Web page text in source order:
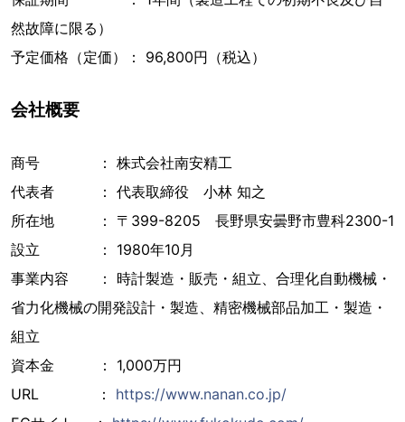
然故障に限る）
予定価格（定価）： 96,800円（税込）
会社概要
商号 ： 株式会社南安精工
代表者 ： 代表取締役 小林 知之
所在地 ： 〒399-8205 長野県安曇野市豊科2300-1
設立 ： 1980年10月
事業内容 ： 時計製造・販売・組立、合理化自動機械・
省力化機械の開発設計・製造、精密機械部品加工・製造・
組立
資本金 ： 1,000万円
URL ： https://www.nanan.co.jp/